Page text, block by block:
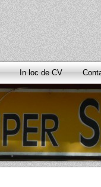
In loc de CV